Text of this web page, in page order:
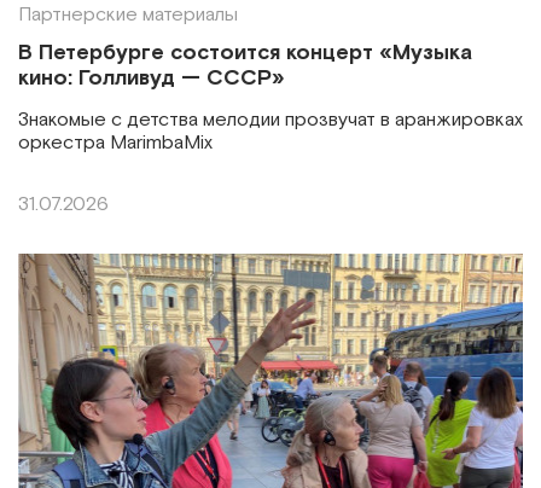
Партнерские материалы
В Петербурге состоится концерт «Музыка
кино: Голливуд — СССР»
Знакомые с детства мелодии прозвучат в аранжировках
оркестра MarimbaMix
31.07.2026